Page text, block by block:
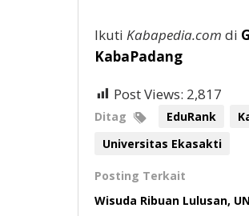
Ikuti Kabapedia.com di
KabaPadang
Post Views: 2,817
Ditag EduRank
Universitas Ekasakti
Posting Terkait
Wisuda Ribuan Lulusan,